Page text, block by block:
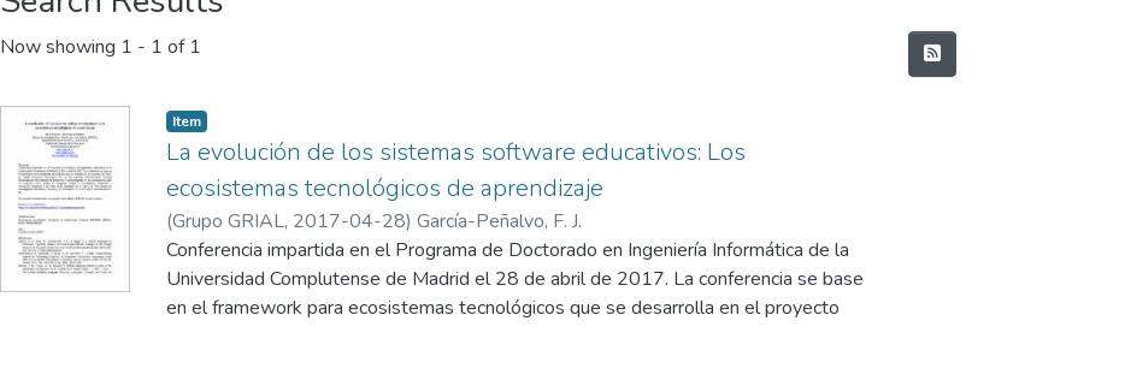
Now showing 1 - 1 of 1
Item
La evolución de los sistemas software educativos: Los
ecosistemas tecnológicos de aprendizaje
(Grupo GRIAL, 2017-04-28)García-Peñalvo, F. J.
Conferencia impartida en el Programa de Doctorado en Ingeniería Informática de la
Universidad Complutense de Madrid el 28 de abril de 2017. La conferencia se base
en el framework para ecosistemas tecnológicos que se desarrolla en el proyecto